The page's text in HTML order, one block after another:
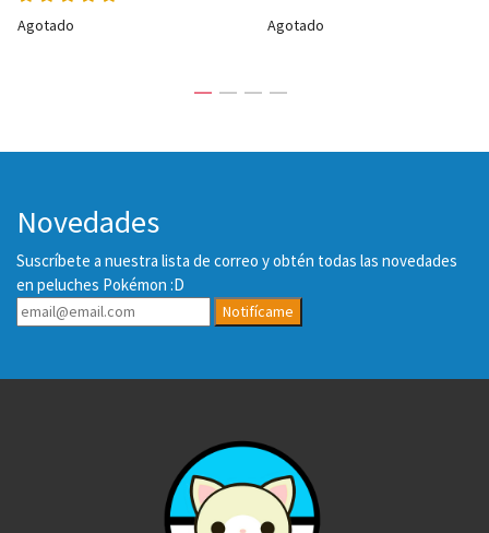
Agotado Agotado
Novedades
Suscríbete a nuestra lista de correo y obtén todas las novedades
en peluches Pokémon :D
Notifícame